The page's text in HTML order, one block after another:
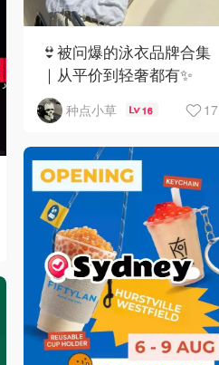
👙被问爆的泳衣品牌合集
｜从平价到轻奢都有✨
种点小草 16 17